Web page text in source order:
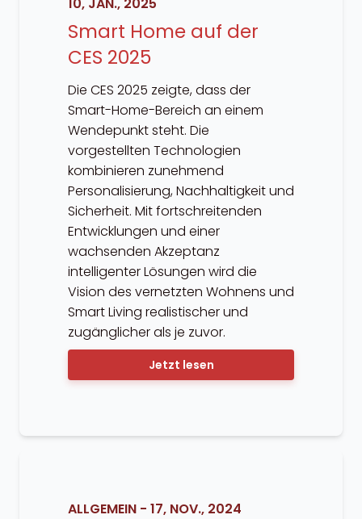
10, JAN., 2025
Smart Home auf der
CES 2025
Die CES 2025 zeigte, dass der
Smart-Home-Bereich an einem
Wendepunkt steht. Die
vorgestellten Technologien
kombinieren zunehmend
Personalisierung, Nachhaltigkeit und
Sicherheit. Mit fortschreitenden
Entwicklungen und einer
wachsenden Akzeptanz
intelligenter Lösungen wird die
Vision des vernetzten Wohnens und
Smart Living realistischer und
zugänglicher als je zuvor.
Jetzt lesen
ALLGEMEIN- 17, NOV., 2024